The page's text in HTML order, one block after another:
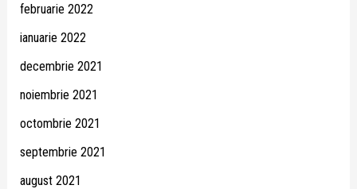
februarie 2022
ianuarie 2022
decembrie 2021
noiembrie 2021
octombrie 2021
septembrie 2021
august 2021